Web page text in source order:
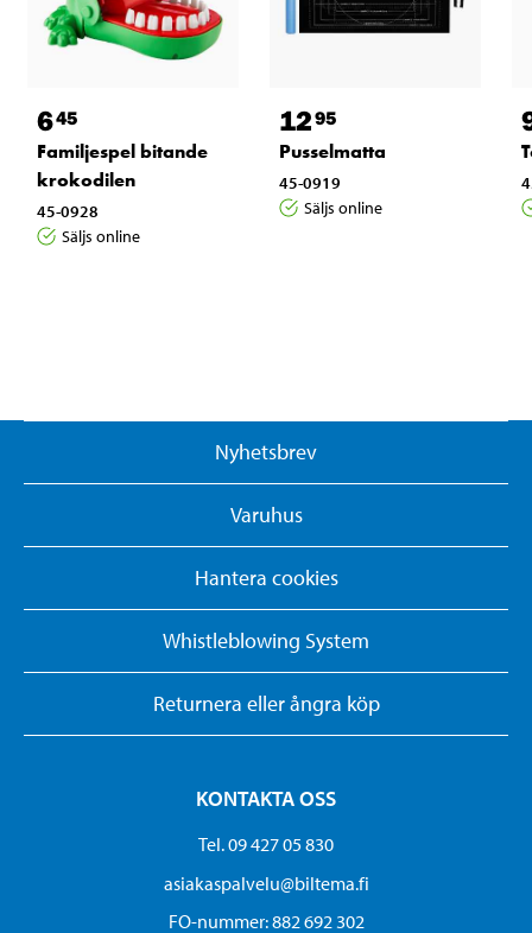
645
Familjespel bitande
krokodilen
45-0928
Säljs online
1295
Pusselmatta
45-0919
Säljs online
Nyhetsbrev
Varuhus
Hantera cookies
Whistleblowing System
Returnera eller ångra köp
KONTAKTA OSS
Tel. 09 427 05 830
asiakaspalvelu@biltema.fi
FO-nummer:​ 882 692 302